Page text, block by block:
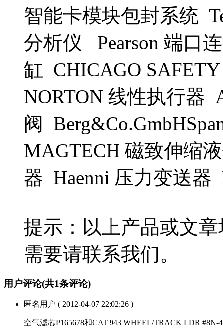
智能卡模块包封系统
分析仪 Pearson 端口
缸 CHICAGO
NORTON 线性执行器
阀
MAGTECH 磁致伸缩
器 Haenni 压力变送器
提示：以上产品或文
需要请联系我们。
用户评论(共1条评论)
匿名用户 ( 2012-04-07 22:02:26 )
空气滤芯P165678和CAT 943 WHEEL/TRACK LDR